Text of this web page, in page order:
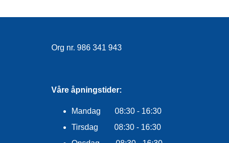
Org nr. 986 341 943
Våre åpningstider:
Mandag 08:30 - 16:30
Tirsdag 08:30 - 16:30